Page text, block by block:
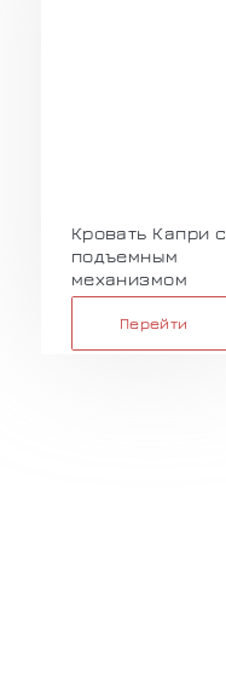
Кровать Капри с
подъемным
механизмом
Перейти